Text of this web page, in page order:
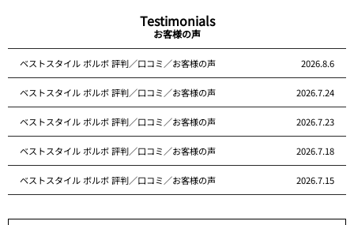
Testimonials
お客様の声
ベストスタイル ボルボ 評判／口コミ／お客様の声 2026.8.6
ベストスタイル ボルボ 評判／口コミ／お客様の声 2026.7.24
ベストスタイル ボルボ 評判／口コミ／お客様の声 2026.7.23
ベストスタイル ボルボ 評判／口コミ／お客様の声 2026.7.18
ベストスタイル ボルボ 評判／口コミ／お客様の声 2026.7.15